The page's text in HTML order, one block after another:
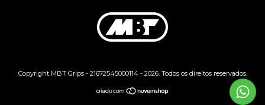
Copyright MBT Grips - 21672545000114 - 2026. Todos os direitos reservados.